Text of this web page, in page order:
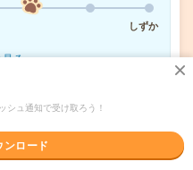
しずか
見る
む 詳しく見る
ートスタッフィング
シュ通知で受け取ろう！
ロード